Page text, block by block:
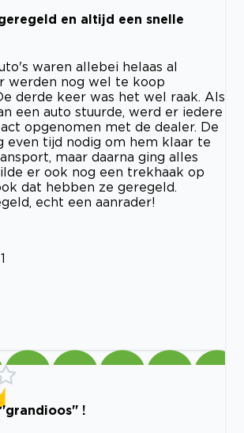
en altijd een snelle
waren allebei helaas al
werden nog wel te koop
derde keer was het wel raak. Als
een auto stuurde, werd er iedere
opgenomen met de dealer. De
even tijd nodig om hem klaar te
maar daarna ging alles
er ook nog een trekhaak op
dat hebben ze geregeld.
echt een aanrader!
!